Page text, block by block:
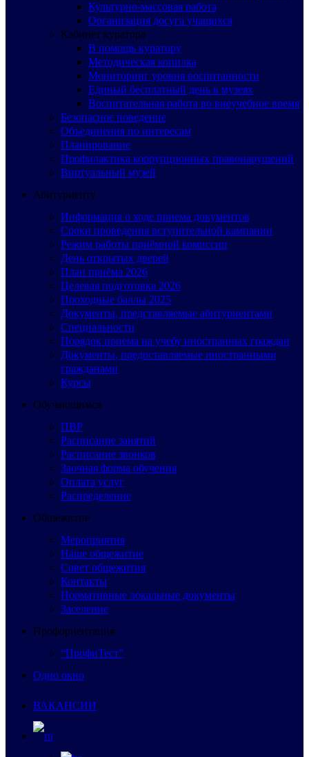
Культурно-массовая работа
Организация досуга учащихся
Кабинет куратора
В помощь куратору
Методическая копилка
Мониторинг уровня воспитанности
Единый бесплатный день в музеях
Воспитательная работа во внеучебное время
Безопасное поведение
Объединения по интересам
Планирование
Профилактика коррупционных правонарушений
Виртуальный музей
Абитуриенту
Информация о ходе приема документов
Сроки проведения вступительной кампании
Режим работы приёмной комиссии
День открытых дверей
План приёма 2026
Целевая подготовка 2026
Проходные баллы 2025
Документы, представляемые абитуриентами
Специальности
Порядок приема на учебу иностранных граждан
Документы, предоставляемые иностранными
гражданами
Курсы
Обучающимся
ПВР
Расписание занятий
Расписание звонков
Заочная форма обучения
Оплата услуг
Распределение
Общежитие
Мероприятия
Наше общежитие
Совет общежития
Контакты
Нормативные локальные документы
Заселение
Профориентация
“ПрофиТест”
Одно окно
ВАКАНСИИ